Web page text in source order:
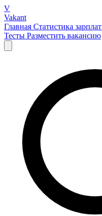
V
Vakant
Главная Статистика зарплат
Тесты Разместить вакансию